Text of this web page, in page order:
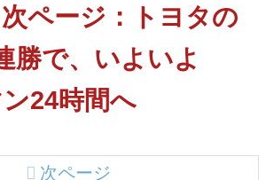
ページ：トヨタの
勝で、いよいよ
24時間へ
次ページ